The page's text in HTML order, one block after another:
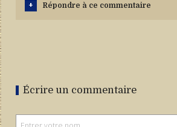
Répondre à ce commentaire
Écrire un commentaire